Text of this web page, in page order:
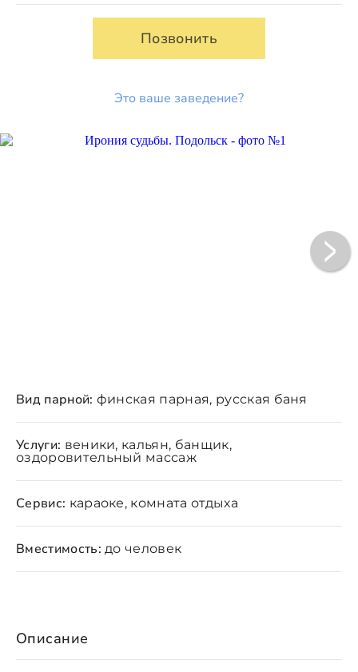
Позвонить
Это ваше заведение?
Описание
Вид парной: финская парная, русская баня
Услуги: веники, кальян, банщик,
оздоровительный массаж
Сервис: караоке, комната отдыха
Вместимость: до человек